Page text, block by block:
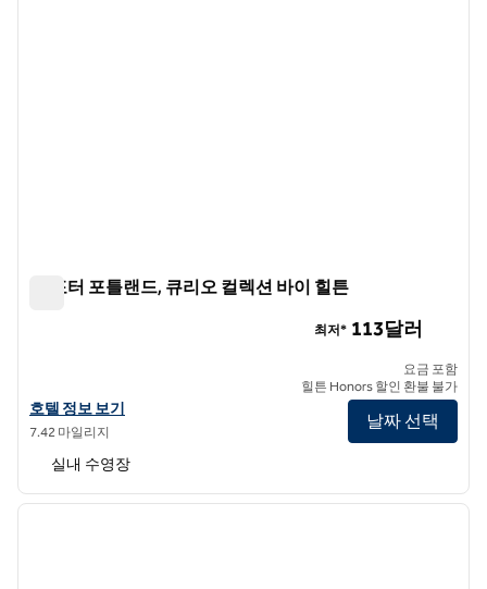
더 포터 포틀랜드, 큐리오 컬렉션 바이 힐튼
포터 포틀랜드, 큐리오 컬렉션 바이 힐튼의 호텔 정보 보기
호텔 정보 보기
7.42 마일리지
최저* 113달러
요금 포함
힐튼 Honors 할인 환불 불가
날짜 선택
실내 수영장
1/12
다음